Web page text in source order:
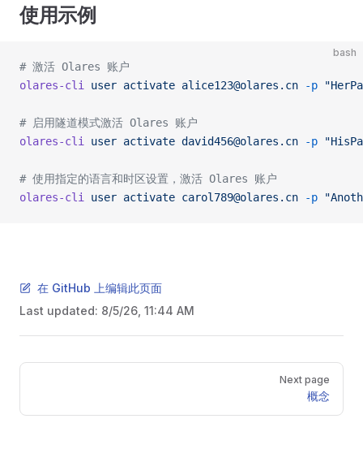
使用示例
bash
# 激活 Olares 账户
olares-cli
user activate alice123@olares.cn -p
# 启用隧道模式激活 Olares 账户
olares-cli
user activate david456@olares.cn -p
# 使用指定的语言和时区设置，激活 Olares 账户
olares-cli
user activate carol789@olares.cn -p
在 GitHub 上编辑此页面
Last updated: 8/5/26, 11:44 AM
Pager
Next page
概念